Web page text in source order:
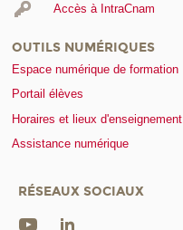
Accès à IntraCnam
OUTILS NUMÉRIQUES
Espace numérique de formation
Portail élèves
Horaires et lieux d'enseignement
Assistance numérique
RÉSEAUX SOCIAUX